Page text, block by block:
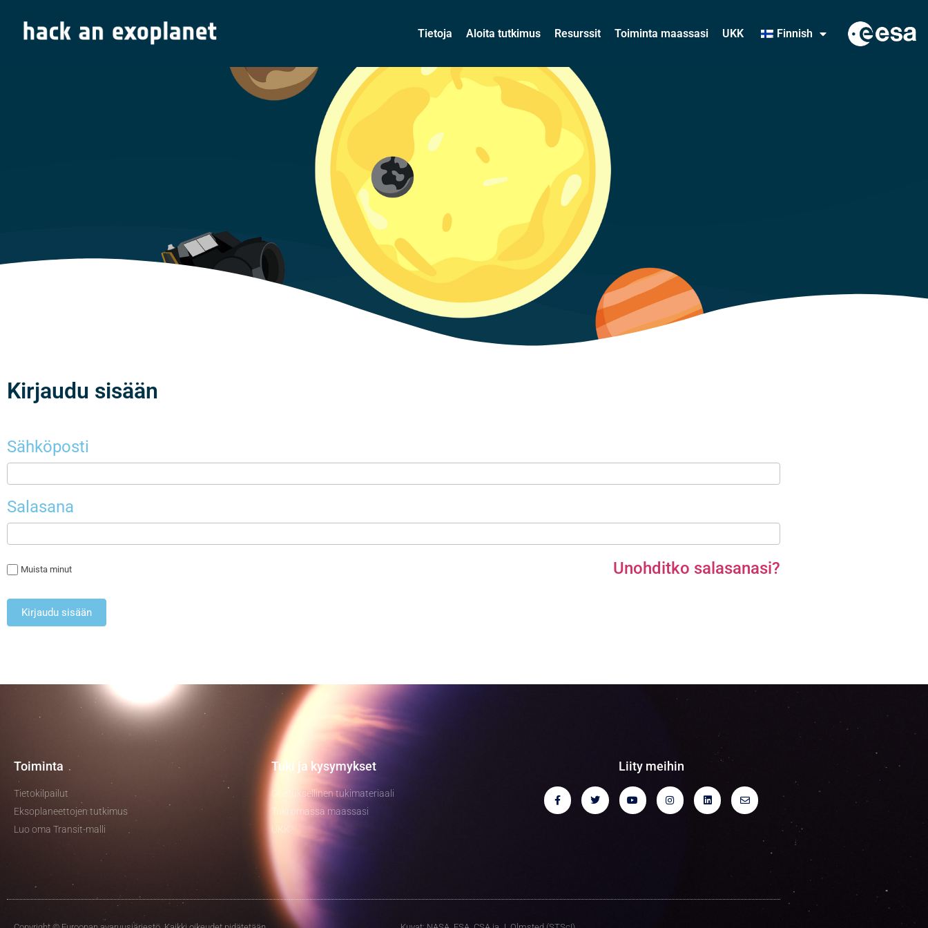
Tietoja Aloita tutkimus Resurssit Toiminta maassasi UKK Finnish
Kirjaudu sisään
Sähköposti
Salasana
Muista minut Unohditko salasanasi?
Toiminta
Tietokilpailut
Eksoplaneettojen tutkimus
Luo oma Transit-malli
Tuki ja kysymykset
Opetuksellinen tukimateriaali
Tuki omassa maassasi
UKK
Liity meihin